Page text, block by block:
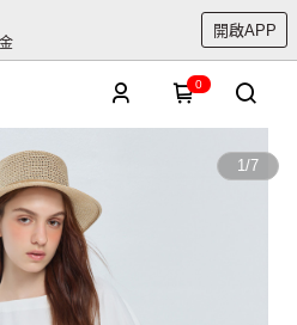
開啟APP
0
1/7